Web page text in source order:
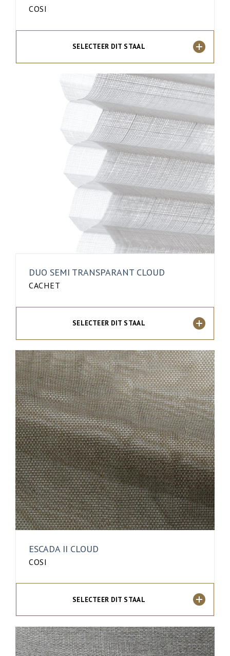
COSI
SELECTEER DIT STAAL
DUO SEMI TRANSPARANT CLOUD
CACHET
SELECTEER DIT STAAL
ESCADA II CLOUD
COSI
SELECTEER DIT STAAL